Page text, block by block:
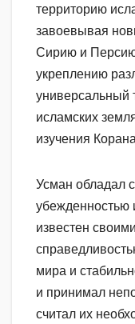
территорию
завоевывая
Сирию и
укреплению
универсальный
исламских
изучения
Усман обладал
убежденностью
известен
мира и
и принимал
считал их